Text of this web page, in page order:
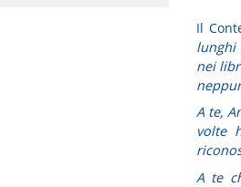
Il
lunghi
nei
A te,
volte
A te